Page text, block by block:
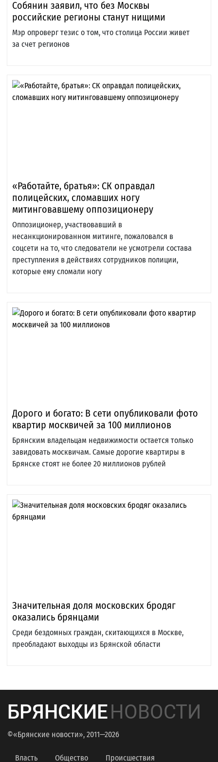
Собянин заявил, что без Москвы
российские регионы станут нищими
Мэр опроверг тезис о том, что столица России живет
за счет регионов
«Работайте, братья»: СК оправдал
полицейских, сломавших ногу
митинговавшему оппозиционеру
Оппозиционер, участвовавший в
несанкционированном митинге, пожаловался в
соцсети на то, что следователи не усмотрели состава
преступления в действиях сотрудников полиции,
которые ему сломали ногу
Дорого и богато: В сети опубликовали фото
квартир москвичей за 100 миллионов
Брянским владельцам недвижимости остается только
завидовать москвичам. Самые дорогие квартиры в
Брянске стоят не более 20 миллионов рублей
Значительная доля московских бродяг
оказались брянцами
Среди бездомных граждан, скитающихся в Москве,
преобладают выходцы из Брянской области
БРЯНСКИЕНОВОСТИ
©«Брянские новости», 2011—2026
Власть Общество Происшествия